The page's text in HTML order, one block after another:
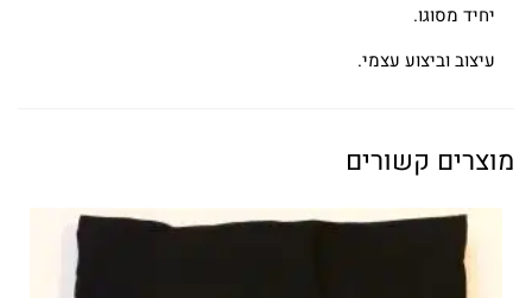
יחיד מסוגו.
עיצוב וביצוע עצמי.
מוצרים קשורים